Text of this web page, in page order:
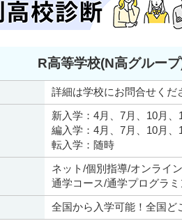
R高等学校(N高グルー
詳細は学校にお問合せくだ
新入学：4月、7月、10月、
編入学：4月、7月、10月、
転入学：随時
ネット/個別指導/オンライ
通学コース/通学プログラ
全国から入学可能！全国ど